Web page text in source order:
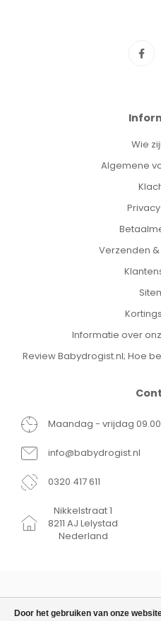
Door het gebruiken van onze
Wie
Algemene
Verzenden
Informatie over
Review Babydrogist.nl; Hoe
Maandag - vrijdag 09.00
info@babydrogist.nl
0320 417 611
Nikkelstraat 1
8211 AJ Lelystad
Nederland